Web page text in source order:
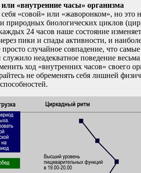
«внутренние часы» организма
«совой» или «жаворонком», но это
природных биологических циклов
24 часов наше состояние
пики и спады активности, и
случайное совпадение, что
неадекватное поведение
ход «внутренних часов» своего
не обременять себя лишней